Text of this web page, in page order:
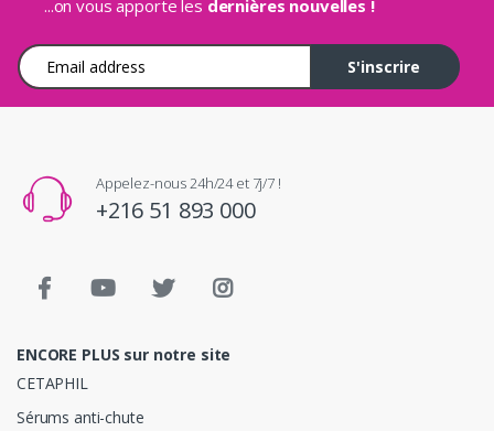
...on vous apporte les dernières nouvelles !
Adresse e-mail
S'inscrire
Appelez-nous 24h/24 et 7j/7 !
+216 51 893 000
ENCORE PLUS sur notre site
CETAPHIL
Sérums anti-chute